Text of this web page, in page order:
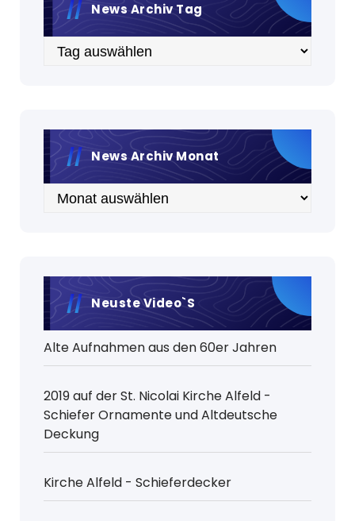
News Archiv Tag
Archiv
News Archiv Monat
Archiv
Neuste Video`s
Alte Aufnahmen aus den 60er Jahren
2019 auf der St. Nicolai Kirche Alfeld -
Schiefer Ornamente und Altdeutsche
Deckung
Kirche Alfeld - Schieferdecker